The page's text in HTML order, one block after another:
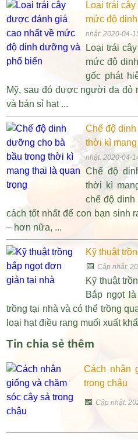
Loại trái
mức độ
nhật: 2020-04-
Loại trái
mức độ
gốc phát
Mỹ, sau đó được người da đỏ
và bán sỉ hạt ...
Chế độ
thời kì
nhật: 2020-04-
Chế độ
thời kì
chế độ
cách tốt nhất để con bạn sinh
– hơn nữa, ...
Kỹ thuật
📅 Cập nhật:
Kỹ thuật
Bắp ngọt
trồng tại nhà và có thể trồng
loại hạt điều rang muối xuất
Tin chia sẻ thêm
Cách nhân
trong chậu
📅Cập nhật: